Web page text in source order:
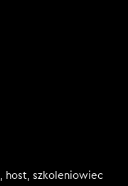
host, szkoleniowiec